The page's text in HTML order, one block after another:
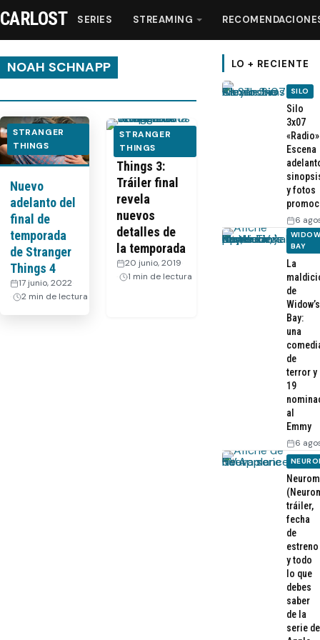
Streaming
Recomendaciones
Videos
Webisodios
CARLOST SERIES STREAMING
NOAH SCHNAPP
STRANGER
THINGS
Nuevo
adelanto del
final de
temporada
de Stranger
Things 4
17 junio, 2022
2 min de lectura
STRANGER
THINGS
Stranger
Things 3:
Tráiler final
revela
nuevos
detalles de
la temporada
20 junio, 2019
1 min de lectura
LO + RECIENTE
SILO
Silo
3x07
Escena
y fotos
6
BAY
La
de
Widow’s
Bay:
una
de
terror y
19
al
Emmy
6
tráiler,
fecha
de
estreno
y todo
lo que
debes
saber
de la
serie de